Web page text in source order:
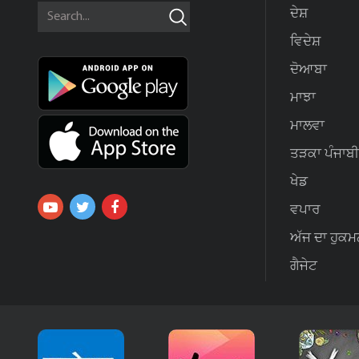
ਦੇਸ਼
ਵਿਦੇਸ਼
ਦੋਆਬਾ
ਮਾਝਾ
ਮਾਲਵਾ
ਤੜਕਾ ਪੰਜਾਬੀ
ਖੇਡ
ਵਪਾਰ
ਅੱਜ ਦਾ
ਗੈਜੇਟ